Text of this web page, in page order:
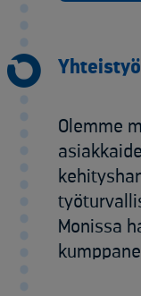
Olemme
Monissa